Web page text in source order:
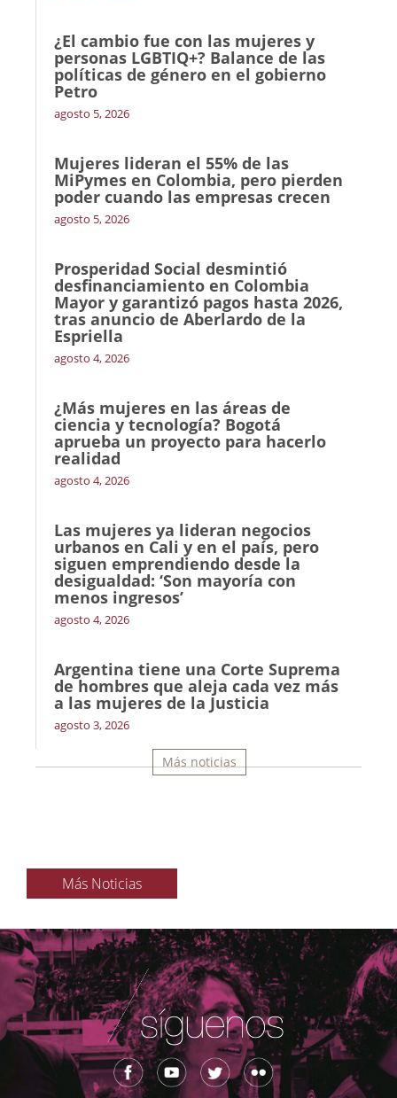
¿El cambio fue con las mujeres y
personas LGBTIQ+? Balance de las
políticas de género en el gobierno
Petro
agosto 5, 2026
Mujeres lideran el 55% de las
MiPymes en Colombia, pero pierden
poder cuando las empresas crecen
agosto 5, 2026
Prosperidad Social desmintió
desfinanciamiento en Colombia
Mayor y garantizó pagos hasta 2026,
tras anuncio de Aberlardo de la
Espriella
agosto 4, 2026
¿Más mujeres en las áreas de
ciencia y tecnología? Bogotá
aprueba un proyecto para hacerlo
realidad
agosto 4, 2026
Las mujeres ya lideran negocios
urbanos en Cali y en el país, pero
siguen emprendiendo desde la
desigualdad: ‘Son mayoría con
menos ingresos’
agosto 4, 2026
Argentina tiene una Corte Suprema
de hombres que aleja cada vez más
a las mujeres de la Justicia
agosto 3, 2026
Más noticias
Más Noticias